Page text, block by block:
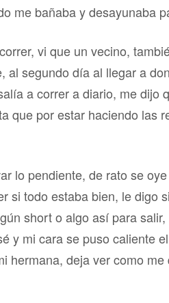
me bañaba y desayunaba
vi que un vecino,
al segundo día al llegar a
a correr a diario, me
que por estar haciendo
lo pendiente, de rato se
si todo estaba bien, le
short o algo así para
y mi cara se puso caliente
hermana, deja ver como